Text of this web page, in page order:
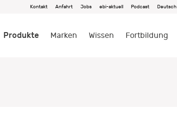
Kontakt Anfahrt Jobs ebi-aktuell Podcast Deutsch
Produkte Marken Wissen Fortbildung